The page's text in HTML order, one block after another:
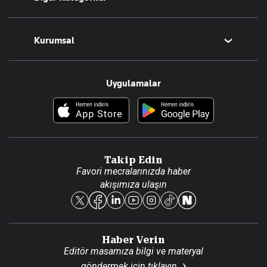
Magazin
Teknoloji
Resmî Ilanlar
Foto Haber
Kurumsal
Hakkımızda
Künye
Reklam Ver
Uygulamalar
Takip Edin
Favori mecralarınızda haber
akışımıza ulaşın
Haber Verin
Editör masamıza bilgi ve materyal